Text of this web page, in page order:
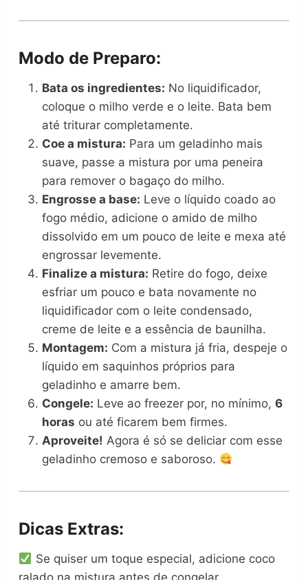
Modo de Preparo:
Bata os ingredientes: No liquidificador,
coloque o milho verde e o leite. Bata bem
até triturar completamente.
Coe a mistura: Para um geladinho mais
suave, passe a mistura por uma peneira
para remover o bagaço do milho.
Engrosse a base: Leve o líquido coado ao
fogo médio, adicione o amido de milho
dissolvido em um pouco de leite e mexa até
engrossar levemente.
Finalize a mistura: Retire do fogo, deixe
esfriar um pouco e bata novamente no
liquidificador com o leite condensado,
creme de leite e a essência de baunilha.
Montagem: Com a mistura já fria, despeje o
líquido em saquinhos próprios para
geladinho e amarre bem.
Congele: Leve ao freezer por, no mínimo,6
horas ou até ficarem bem firmes.
Aproveite! Agora é só se deliciar com esse
geladinho cremoso e saboroso.
Dicas Extras:
Se quiser um toque especial, adicione coco
ralado na mistura antes de congelar.